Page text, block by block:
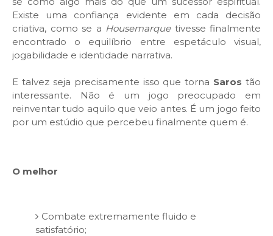
Existe uma confiança evidente em cada decisão
criativa, como se a Housemarque tivesse finalmente
encontrado o equilíbrio entre espetáculo visual,
jogabilidade e identidade narrativa.
E talvez seja precisamente isso que torna Saros tão
interessante. Não é um jogo preocupado em
reinventar tudo aquilo que veio antes. É um jogo feito
por um estúdio que percebeu finalmente quem é.
O melhor
Combate extremamente fluido e
satisfatório;